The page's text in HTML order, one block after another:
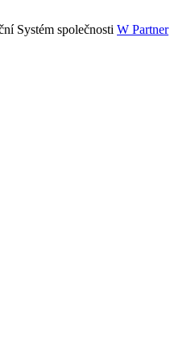
Systém společnosti W Partner